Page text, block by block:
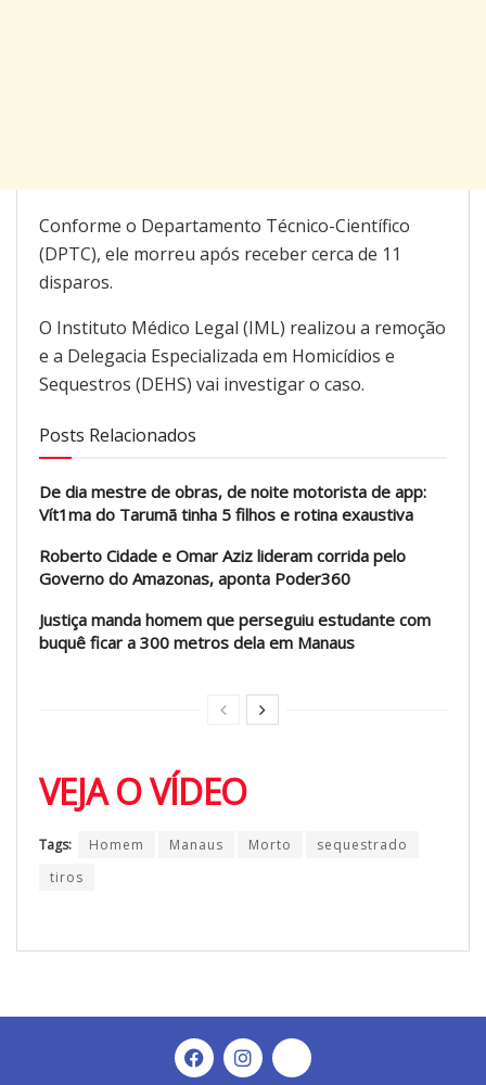
Conforme o Departamento Técnico-Científico
(DPTC), ele morreu após receber cerca de 11
disparos.
O Instituto Médico Legal (IML) realizou a remoção
e a Delegacia Especializada em Homicídios e
Sequestros (DEHS) vai investigar o caso.
Posts Relacionados
De dia mestre de obras, de noite motorista de app:
Vít1ma do Tarumã tinha 5 filhos e rotina exaustiva
Roberto Cidade e Omar Aziz lideram corrida pelo
Governo do Amazonas, aponta Poder360
Justiça manda homem que perseguiu estudante com
buquê ficar a 300 metros dela em Manaus
VEJA O VÍDEO
Tags: Homem Manaus Morto
sequestrado
tiros